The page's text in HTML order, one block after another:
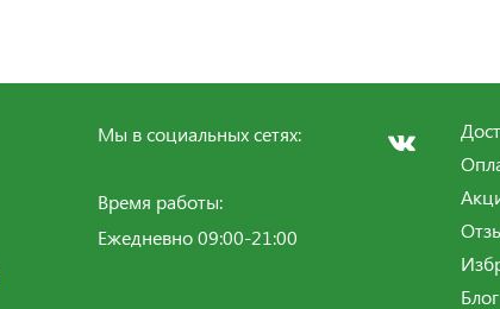
Мы в социальных сетях:
Время работы:
Ежедневно 09:00-21:00
Блог